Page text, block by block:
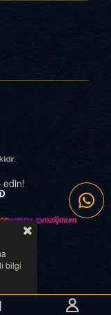
edin!
bilgi